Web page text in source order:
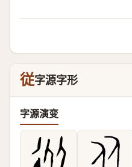
従字源字形
字源演变